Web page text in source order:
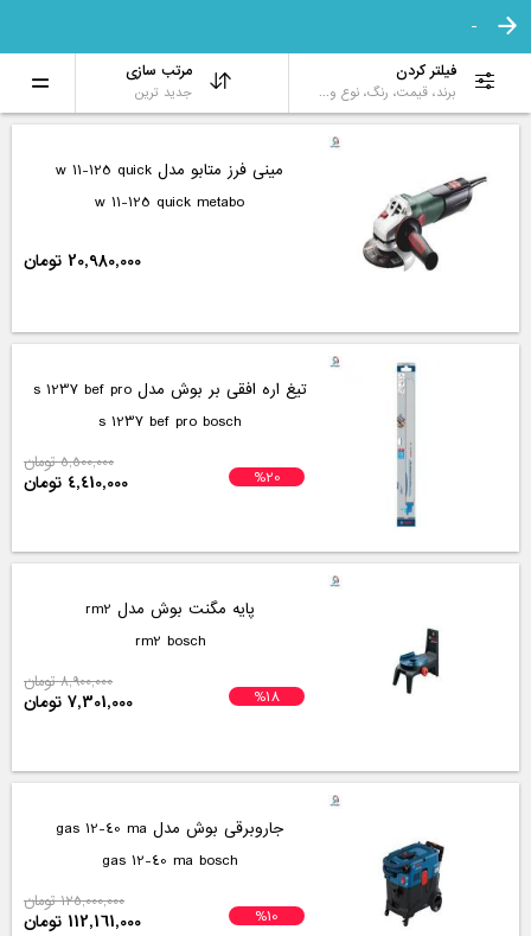
-
فیلتر کردن
برند، قیمت، رنگ، نوع و...
مرتب سازی
جدید ترین
مینی فرز متابو مدل w 11-125 quick
w 11-125 quick metabo
20,980,000 تومان
تیغ اره افقی بر بوش مدل s 1237 bef pro
s 1237 bef pro bosch
%20
5,500,000 تومان
4,410,000 تومان
پایه مگنت بوش مدل rm2
rm2 bosch
%18
8,900,000 تومان
7,301,000 تومان
جاروبرقی بوش مدل gas 12-40 ma
gas 12-40 ma bosch
%10
125,000,000 تومان
112,161,000 تومان